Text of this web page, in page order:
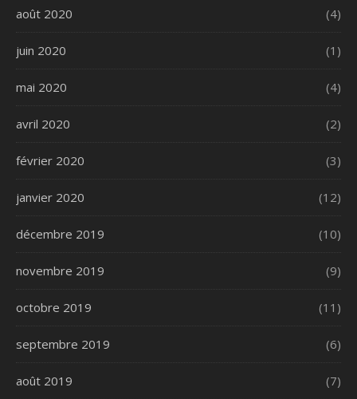
août 2020 (4)
juin 2020 (1)
mai 2020 (4)
avril 2020 (2)
février 2020 (3)
janvier 2020 (12)
décembre 2019 (10)
novembre 2019 (9)
octobre 2019 (11)
septembre 2019 (6)
août 2019 (7)